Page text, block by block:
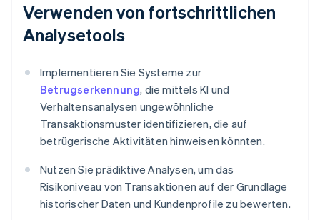
Verwenden von fortschrittlichen
Analysetools
Implementieren Sie Systeme zur
Betrugserkennung, die mittels KI und
Verhaltensanalysen ungewöhnliche
Transaktionsmuster identifizieren, die auf
betrügerische Aktivitäten hinweisen könnten.
Nutzen Sie prädiktive Analysen, um das
Risikoniveau von Transaktionen auf der Grundlage
historischer Daten und Kundenprofile zu bewerten.